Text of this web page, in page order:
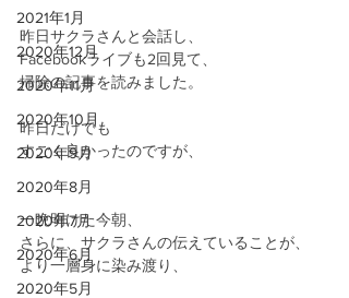
2021年1月
2020年12月
2020年11月
2020年10月
2020年9月
2020年8月
2020年7月
2020年6月
2020年5月
昨日サクラさんと会話し、
Facebookライブも2回見て、
掃除の記事を読みました。
昨日だけでも
すごく良かったのですが、
一晩明けた今朝、
さらに、サクラさんの伝えていることが、
より一層身に染み渡り、